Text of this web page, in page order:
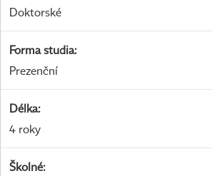
Doktorské
Forma studia:
Prezenční
Délka:
4 roky
Školné: